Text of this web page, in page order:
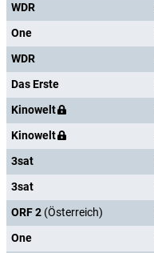
WDR
One
WDR
Das Erste
Kinowelt
Kinowelt
3sat
3sat
ORF 2 (Österreich)
One